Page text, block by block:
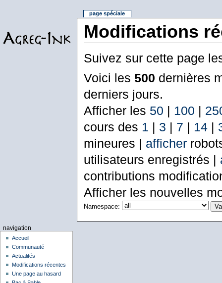
Modifications
Suivez sur cette page
Voici les 500 dernières
derniers jours.
Afficher les 50 | 100 |
cours des 1 | 3 | 7 | 14|
mineures | afficher
utilisateurs enregistrés |
contributions
Afficher les nouvelles
Namespace:
page spéciale
navigation
Accueil
Communauté
Actualités
Modifications récentes
Une page au hasard